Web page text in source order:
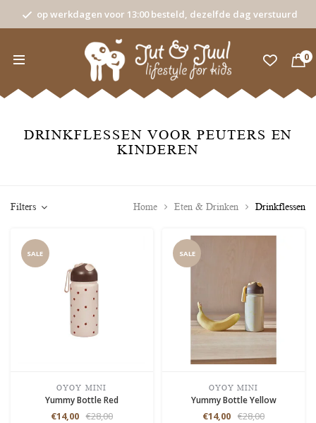
op werkdagen voor 13:00 besteld, dezelfde dag verstuurd
0
DRINKFLESSEN VOOR PEUTERS EN
KINDEREN
Filters Home Eten & Drinken Drinkflessen
SALE
OYOY MINI
Yummy Bottle Red
€14,00 €28,00
SALE
OYOY MINI
Yummy Bottle Yellow
€14,00 €28,00